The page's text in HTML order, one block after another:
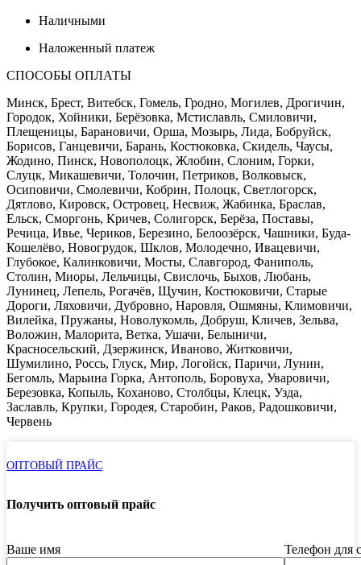
Наличными
Наложенный платеж
СПОСОБЫ ОПЛАТЫ
Минск, Брест, Витебск, Гомель, Гродно, Могилев, Дрогичин,
Городок, Хойники, Берёзовка, Мстиславль, Смиловичи,
Плещеницы, Барановичи, Орша, Мозырь, Лида, Бобруйск,
Борисов, Ганцевичи, Барань, Костюковка, Скидель, Чаусы,
Жодино, Пинск, Новополоцк, Жлобин, Слоним, Горки,
Слуцк, Микашевичи, Толочин, Петриков, Волковыск,
Осиповичи, Смолевичи, Кобрин, Полоцк, Светлогорск,
Дятлово, Кировск, Островец, Несвиж, Жабинка, Браслав,
Ельск, Сморгонь, Кричев, Солигорск, Берёза, Поставы,
Речица, Ивье, Чериков, Березино, Белоозёрск, Чашники, Буда-
Кошелёво, Новогрудок, Шклов, Молодечно, Ивацевичи,
Глубокое, Калинковичи, Мосты, Славгород, Фаниполь,
Столин, Миоры, Лельчицы, Свислочь, Быхов, Любань,
Лунинец, Лепель, Рогачёв, Щучин, Костюковичи, Старые
Дороги, Ляховичи, Дубровно, Наровля, Ошмяны, Климовичи,
Вилейка, Пружаны, Новолукомль, Добруш, Кличев, Зельва,
Воложин, Малорита, Ветка, Ушачи, Белыничи,
Красносельский, Дзержинск, Иваново, Житковичи,
Шумилино, Россь, Глуск, Мир, Логойск, Паричи, Лунин,
Бегомль, Марьина Горка, Антополь, Боровуха, Уваровичи,
Березовка, Копыль, Коханово, Столбцы, Клецк, Узда,
Заславль, Крупки, Городея, Старобин, Раков, Радошковичи,
Червень
ОПТОВЫЙ ПРАЙС
Получить оптовый прайс
Ваше имя Телефон для